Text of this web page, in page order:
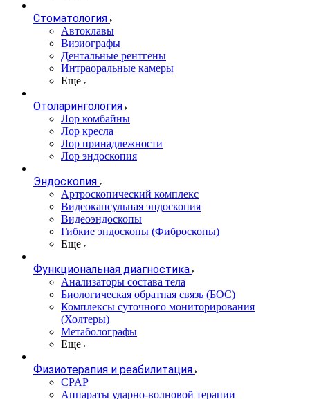
Стоматология
Автоклавы
Визиографы
Дентальные рентгены
Интраоральные камеры
Еще
Отоларингология
Лор комбайны
Лор кресла
Лор принадлежности
Лор эндоскопия
Эндоскопия
Артроскопический комплекс
Видеокапсульная эндоскопия
Видеоэндоскопы
Гибкие эндоскопы (Фиброcкопы)
Еще
Функциональная диагностика
Анализаторы состава тела
Биологическая обратная связь (БОС)
Комплексы суточного мониторирования
(Холтеры)
Метаболографы
Еще
Физиотерапия и реабилитация
CPAP
Аппараты ударно-волновой терапии